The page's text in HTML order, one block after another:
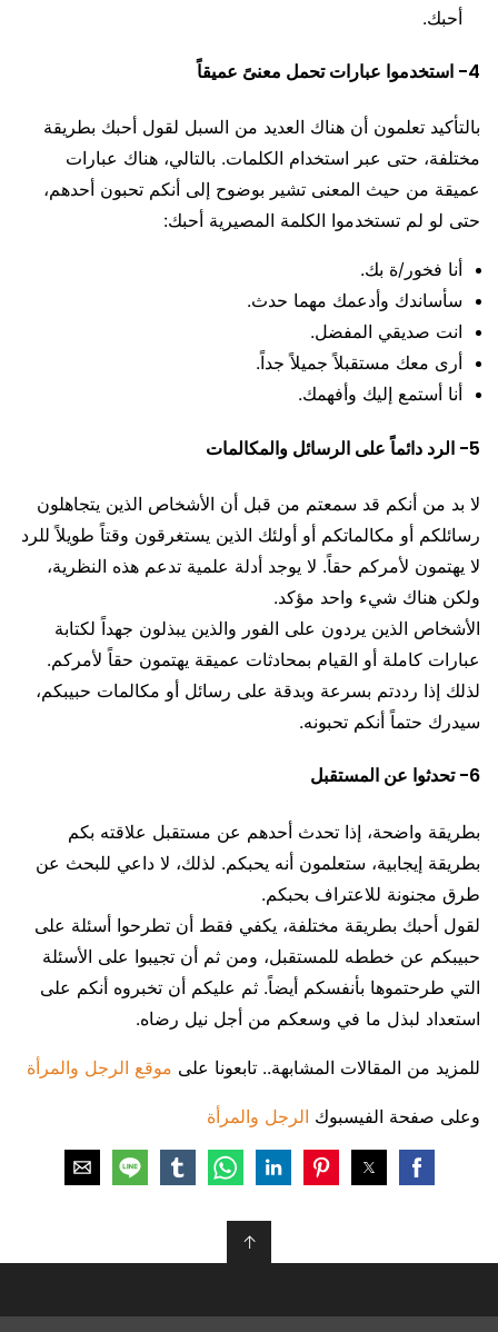
أحبك.
4- استخدموا عبارات تحمل معنىً عميقاً
بالتأكيد تعلمون أن هناك العديد من السبل لقول أحبك بطريقة
مختلفة، حتى عبر استخدام الكلمات. بالتالي، هناك عبارات
عميقة من حيث المعنى تشير بوضوح إلى أنكم تحبون أحدهم،
حتى لو لم تستخدموا الكلمة المصيرية أحبك:
أنا فخور/ة بك.
سأساندك وأدعمك مهما حدث.
انت صديقي المفضل.
أرى معك مستقبلاً جميلاً جداً.
أنا أستمع إليك وأفهمك.
5- الرد دائماً على الرسائل والمكالمات
لا بد من أنكم قد سمعتم من قبل أن الأشخاص الذين يتجاهلون
رسائلكم أو مكالماتكم أو أولئك الذين يستغرقون وقتاً طويلاً للرد
لا يهتمون لأمركم حقاً. لا يوجد أدلة علمية تدعم هذه النظرية،
ولكن هناك شيء واحد مؤكد.
الأشخاص الذين يردون على الفور والذين يبذلون جهداً لكتابة
عبارات كاملة أو القيام بمحادثات عميقة يهتمون حقاً لأمركم.
لذلك إذا رددتم بسرعة وبدقة على رسائل أو مكالمات حبيبكم،
سيدرك حتماً أنكم تحبونه.
6- تحدثوا عن المستقبل
بطريقة واضحة، إذا تحدث أحدهم عن مستقبل علاقته بكم
بطريقة إيجابية، ستعلمون أنه يحبكم. لذلك، لا داعي للبحث عن
طرق مجنونة للاعتراف بحبكم.
لقول أحبك بطريقة مختلفة، يكفي فقط أن تطرحوا أسئلة على
حبيبكم عن خططه للمستقبل، ومن ثم أن تجيبوا على الأسئلة
التي طرحتموها بأنفسكم أيضاً. ثم عليكم أن تخبروه أنكم على
استعداد لبذل ما في وسعكم من أجل نيل رضاه.
للمزيد من المقالات المشابهة.. تابعونا على موقع الرجل والمرأة
وعلى صفحة الفيسبوك الرجل والمرأة
↑